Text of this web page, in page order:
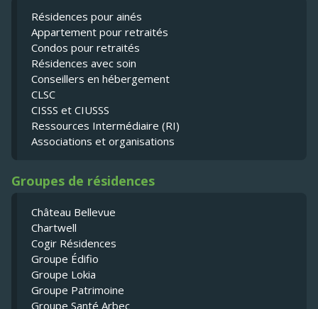
Résidences pour ainés
Appartement pour retraités
Condos pour retraités
Résidences avec soin
Conseillers en hébergement
CLSC
CISSS et CIUSSS
Ressources Intermédiaire (RI)
Associations et organisations
Groupes de résidences
Château Bellevue
Chartwell
Cogir Résidences
Groupe Édifio
Groupe Lokia
Groupe Patrimoine
Groupe Santé Arbec